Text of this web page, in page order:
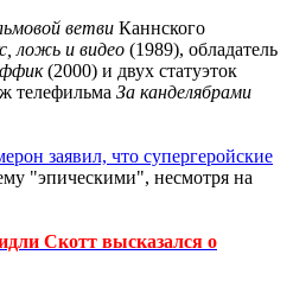
ветви Каннского
ложь и видео (1989), обладатель
(2000) и двух статуэток
телефильма За канделябрами
заявил, что супергеройские
"эпическими", несмотря на
Скотт высказался о